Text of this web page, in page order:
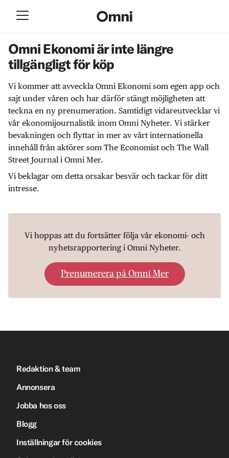
Omni Ekonomi är inte längre
tillgängligt för köp
Vi kommer att avveckla Omni Ekonomi som egen app och
sajt under våren och har därför stängt möjligheten att
teckna en ny prenumeration. Samtidigt vidareutvecklar vi
vår ekonomijournalistik inom Omni Nyheter. Vi stärker
bevakningen och flyttar in mer av vårt internationella
innehåll från aktörer som The Economist och The Wall
Street Journal i Omni Mer.
Vi beklagar om detta orsakar besvär och tackar för ditt
intresse.
Vi hoppas att du fortsätter följa vår ekonomi- och
nyhetsrapportering i Omni Nyheter.
Prenumerera på Omni Mer
Redaktion & team
Annonsera
Jobba hos oss
Blogg
Inställningar för cookies